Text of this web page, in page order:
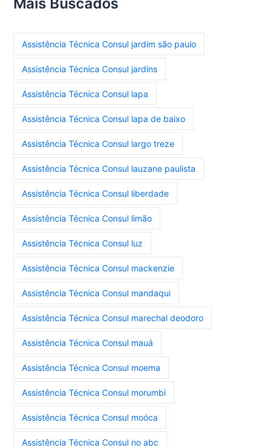
Assistência Técnica Consul jardim são paulo
Assistência Técnica Consul jardins
Assistência Técnica Consul lapa
Assistência Técnica Consul lapa de baixo
Assistência Técnica Consul largo treze
Assistência Técnica Consul lauzane paulista
Assistência Técnica Consul liberdade
Assistência Técnica Consul limão
Assistência Técnica Consul luz
Assistência Técnica Consul mackenzie
Assistência Técnica Consul mandaqui
Assistência Técnica Consul marechal deodoro
Assistência Técnica Consul mauá
Assistência Técnica Consul moema
Assistência Técnica Consul morumbi
Assistência Técnica Consul moóca
Assistência Técnica Consul no abc